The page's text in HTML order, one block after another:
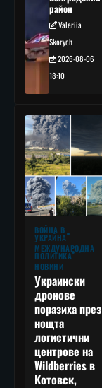
район
Valeriia
Skorych
2026-08-06
18:10
ВОЙНА В
УКРАЙНА
МЕЖДУНАРОДНА
ПОЛИТИКА
НОВИНИ
Украински
дронове
поразиха през
нощта
логистични
центрове на
Wildberries в
Котовск,